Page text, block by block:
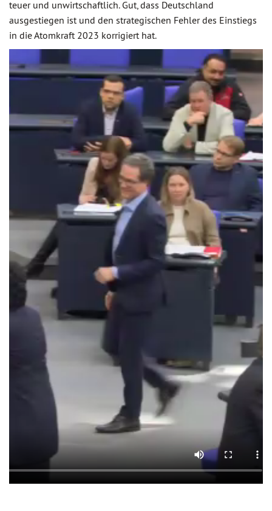
teuer und unwirtschaftlich. Gut, dass Deutschland
ausgestiegen ist und den strategischen Fehler des Einstiegs
in die Atomkraft 2023 korrigiert hat.